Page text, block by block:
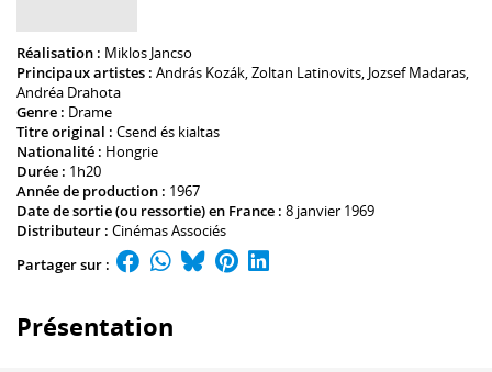
Réalisation : Miklos Jancso
Principaux artistes : András Kozák,Zoltan Latinovits, Jozsef Madaras,
Andréa Drahota
Genre : Drame
Titre original : Csend és kialtas
Nationalité : Hongrie
Durée : 1h20
Année de production : 1967
Date de sortie (ou ressortie) en France : 8 janvier 1969
Distributeur : Cinémas Associés
Partager sur :
Présentation